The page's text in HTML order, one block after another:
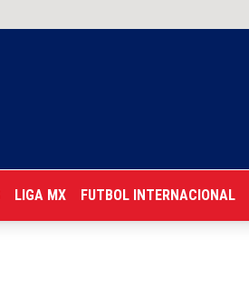
LIGA MX FUTBOL INTERNACIONAL